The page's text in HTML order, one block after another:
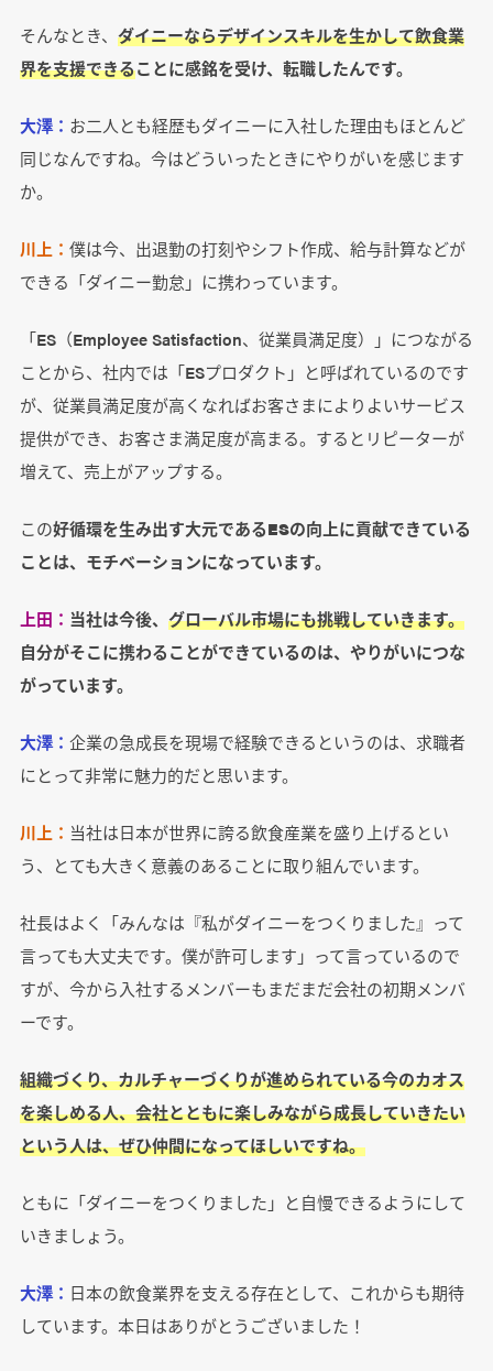
そんなとき、 ダイニーならデザインスキルを生かして飲食業
界を支援できることに感銘を受け、転職したんです。
大澤： お二人とも経歴もダイニーに入社した理由もほとんど
同じなんですね。今はどういったときにやりがいを感じます
か。
川上： 僕は今、出退勤の打刻やシフト作成、給与計算などが
できる「ダイニー勤怠」に携わっています。
「ES（Employee Satisfaction、従業員満足度）」につながる
ことから、社内では「ESプロダクト」と呼ばれているのです
が、従業員満足度が高くなればお客さまによりよいサービス
提供ができ、お客さま満足度が高まる。するとリピーターが
増えて、売上がアップする。
この好循環を生み出す大元であるESの向上に貢献できている
ことは、モチベーションになっています。
上田： 当社は今後、 グローバル市場にも挑戦していきます。
自分がそこに携わることができているのは、やりがいにつな
がっています。
大澤： 企業の急成長を現場で経験できるというのは、求職者
にとって非常に魅力的だと思います。
川上： 当社は日本が世界に誇る飲食産業を盛り上げるとい
う、とても大きく意義のあることに取り組んでいます。
社長はよく「みんなは『私がダイニーをつくりました』って
言っても大丈夫です。僕が許可します」って言っているので
すが、今から入社するメンバーもまだまだ会社の初期メンバ
ーです。
組織づくり、カルチャーづくりが進められている今のカオス
を楽しめる人、会社とともに楽しみながら成長していきたい
という人は、ぜひ仲間になってほしいですね。
ともに「ダイニーをつくりました」と自慢できるようにして
いきましょう。
大澤： 日本の飲食業界を支える存在として、これからも期待
しています。本日はありがとうございました！